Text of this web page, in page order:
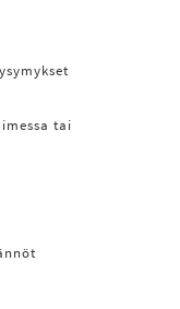
tai